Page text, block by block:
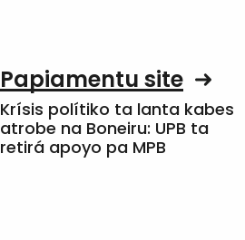
Papiamentu site
Krísis polítiko ta lanta kabes
atrobe na Boneiru: UPB ta
retirá apoyo pa MPB